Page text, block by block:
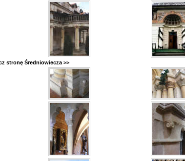
stronę Średniowiecza >>